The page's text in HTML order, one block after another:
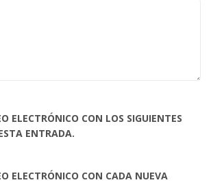
ELECTRÓNICO CON LOS SIGUIENTES
ENTRADA.
ELECTRÓNICO CON CADA NUEVA